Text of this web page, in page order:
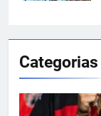
Categorias